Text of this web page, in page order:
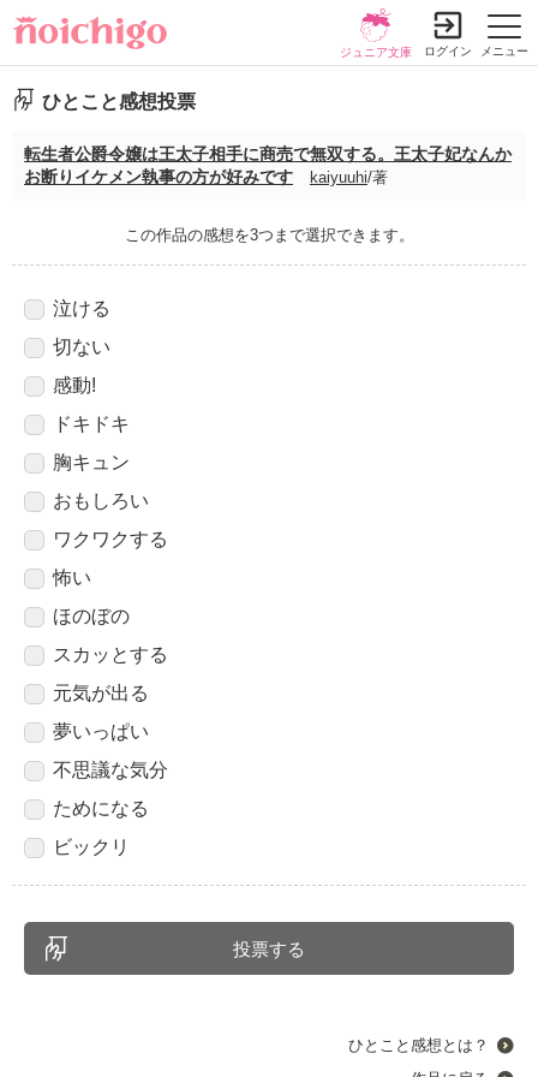
メニュー
ジュニア文庫 ログイン
ひとこと感想投票
転生者公爵令嬢は王太子相手に商売で無双する。王太子妃なんか
お断りイケメン執事の方が好みです
kaiyuuhi/著
この作品の感想を3つまで選択できます。
泣ける
切ない
感動!
ドキドキ
胸キュン
おもしろい
ワクワクする
怖い
ほのぼの
スカッとする
元気が出る
夢いっぱい
不思議な気分
ためになる
ビックリ
ひとこと感想とは？